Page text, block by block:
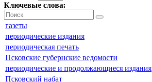
Ключевые слова:
газеты
периодические издания
периодическая печать
Псковские губернские ведомости
периодические и продолжающиеся издания
Псковский набат